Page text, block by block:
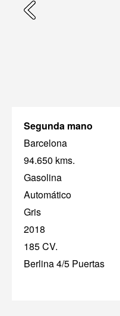
Segunda mano
Barcelona
94.650 kms.
Gasolina
Automático
Gris
2018
185 CV.
Berlina 4/5 Puertas